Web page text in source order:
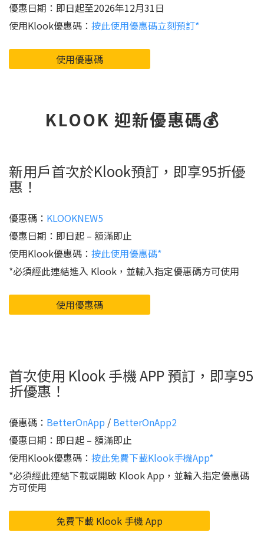
優惠日期：即日起至2026年12月31日
使用Klook優惠碼： 按此使用優惠碼立刻預訂*
使用優惠碼
KLOOK 迎新優惠碼💰
新用戶首次於Klook預訂，即享95折優
惠！
優惠碼： KLOOKNEW5
優惠日期：即日起 – 額滿即止
使用Klook優惠碼： 按此使用優惠碼*
*必須經此連結進入 Klook，並輸入指定優惠碼方可使用
使用優惠碼
首次使用 Klook 手機 APP 預訂，即享95
折優惠！
優惠碼： BetterOnApp / BetterOnApp2
優惠日期：即日起 – 額滿即止
使用Klook優惠碼： 按此免費下載Klook手機App*
*必須經此連結下載或開啟 Klook App，並輸入指定優惠碼
方可使用
免費下載 Klook 手機 App